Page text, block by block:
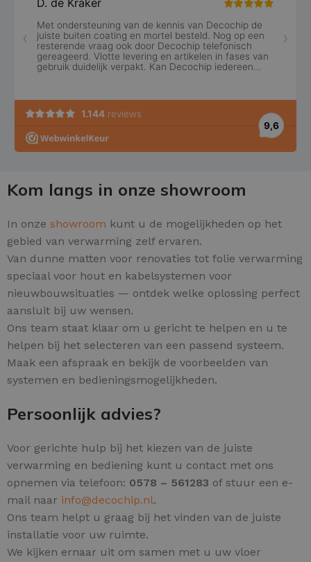
Kom langs in onze showroom
In onze showroom kunt u de mogelijkheden op het
gebied van verwarming zelf ervaren.
Van dunne matten voor renovaties tot folie verwarming
speciaal voor hout en kabelsystemen voor
nieuwbouwsituaties — ontdek welke oplossing perfect
aansluit bij uw wensen.
Ons team staat klaar om u gericht te helpen en u te
helpen bij het selecteren van een passend systeem.
Maak een afspraak en bekijk de voorbeelden van
systemen en bedieningsmogelijkheden.
Persoonlijk advies?
Voor gerichte hulp bij het kiezen van de juiste
verwarming en bediening kunt u contact met ons
opnemen via telefoon: 0578 – 561283 of stuur een e-
mail naar info@decochip.nl.
Ons team helpt u graag bij het vinden van de juiste
installatie voor uw ruimte.
We kijken ernaar uit om samen met u uw vloer